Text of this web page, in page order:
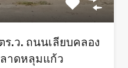
.ว. ถนนเลียบคลอง
าดหลุมแก้ว